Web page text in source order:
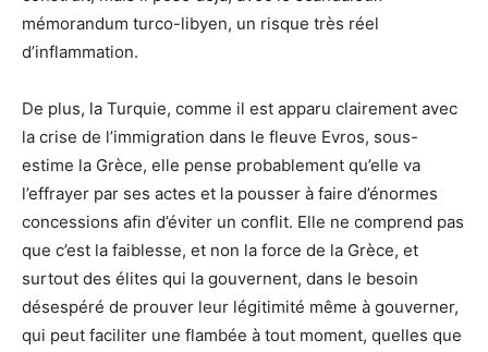
mémorandum turco-libyen, un risque très réel
d’inflammation.
De plus, la Turquie, comme il est apparu clairement avec
la crise de l’immigration dans le fleuve Evros, sous-
estime la Grèce, elle pense probablement qu’elle va
l’effrayer par ses actes et la pousser à faire d’énormes
concessions afin d’éviter un conflit. Elle ne comprend pas
que c’est la faiblesse, et non la force de la Grèce, et
surtout des élites qui la gouvernent, dans le besoin
désespéré de prouver leur légitimité même à gouverner,
qui peut faciliter une flambée à tout moment, quelles que